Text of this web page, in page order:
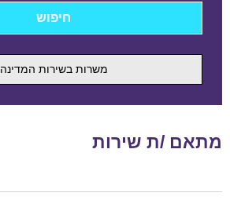
משרות בשירות המדינה
מתאם /ת שירות